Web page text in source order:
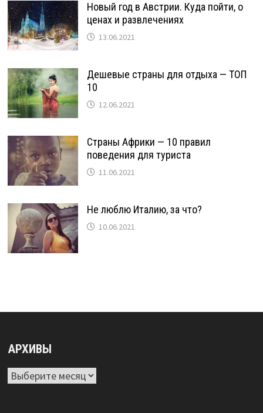
Новый год в Австрии. Куда пойти, о
ценах и развлечениях
13.06.2021
Дешевые страны для отдыха — ТОП
10
12.06.2021
Страны Африки — 10 правил
поведения для туриста
11.06.2021
Не люблю Италию, за что?
10.06.2021
АРХИВЫ
Архивы